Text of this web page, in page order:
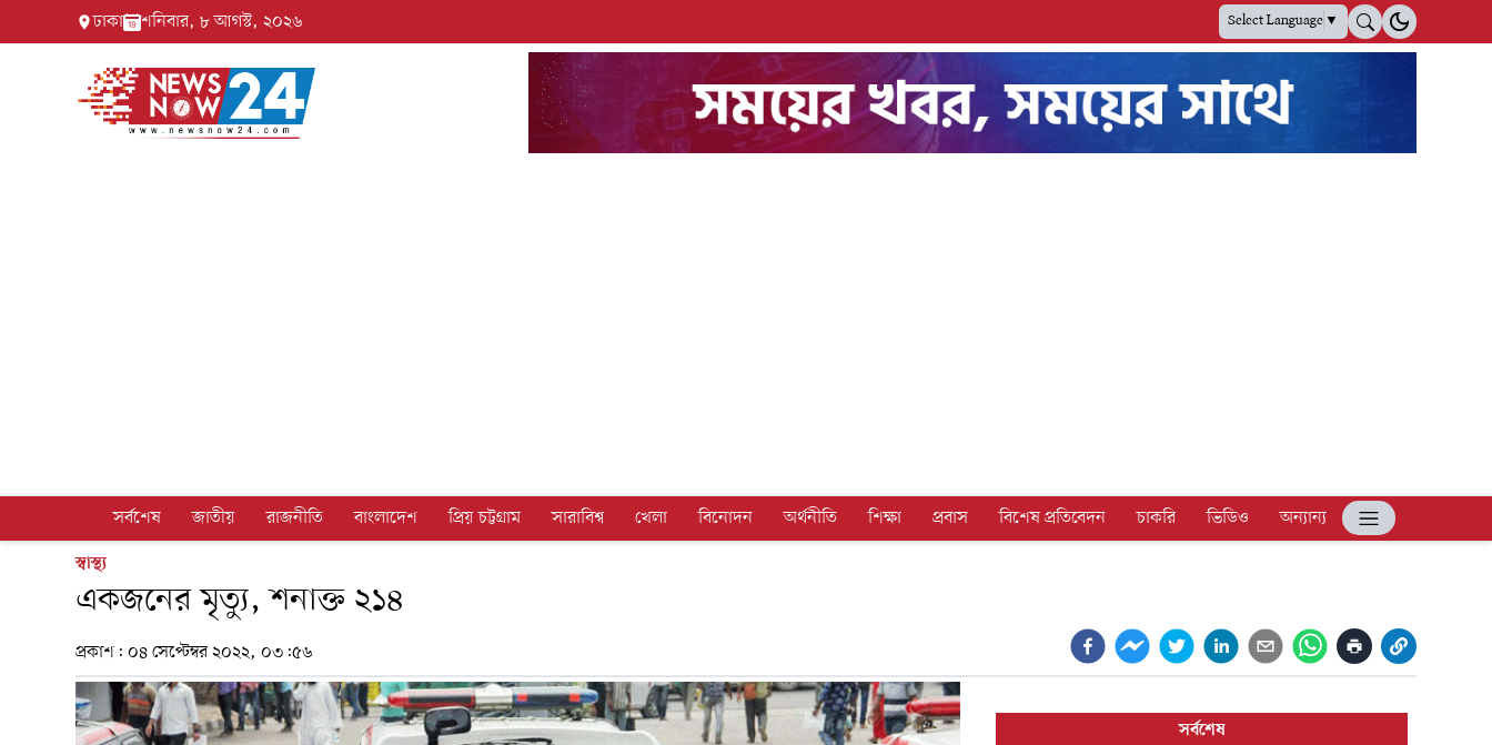
ঢাকা শনিবার, ৮ আগস্ট, ২০২৬ Select Language▼
সর্বশেষ জাতীয় রাজনীতি বাংলাদেশ প্রিয় চট্টগ্রাম সারাবিশ্ব খেলা বিনোদন অর্থনীতি শিক্ষা প্রবাস বিশেষ প্রতিবেদন চাকরি ভিডিও
অন্যান্য
স্বাস্থ্য
একজনের মৃত্যু, শনাক্ত ২১৪
প্রকাশ: ০৪ সেপ্টেম্বর ২০২২, ০৩:৫৬
সর্বশেষ